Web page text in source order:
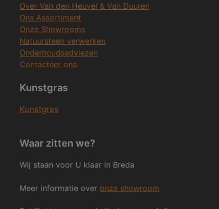
Over Van den Heuvel & Van Duuren
Ons Assortiment
Onze Showrooms
Natuursteen verwerken
Onderhoudsadviezen
Contacteer ons
Kunstgras
Kunstgras
Waar zitten we?
Wij staan voor U klaar in Breda
Meer informatie over onze showroom